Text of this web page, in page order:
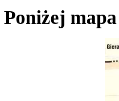
Poniżej